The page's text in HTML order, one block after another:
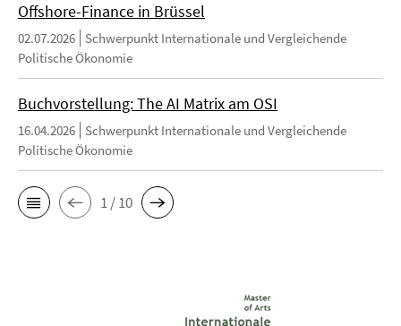
Offshore-Finance in Brüssel
02.07.2026
Schwerpunkt Internationale und Vergleichende
Politische Ökonomie
Buchvorstellung: The AI Matrix am OSI
16.04.2026
Schwerpunkt Internationale und Vergleichende
Politische Ökonomie
1 / 10